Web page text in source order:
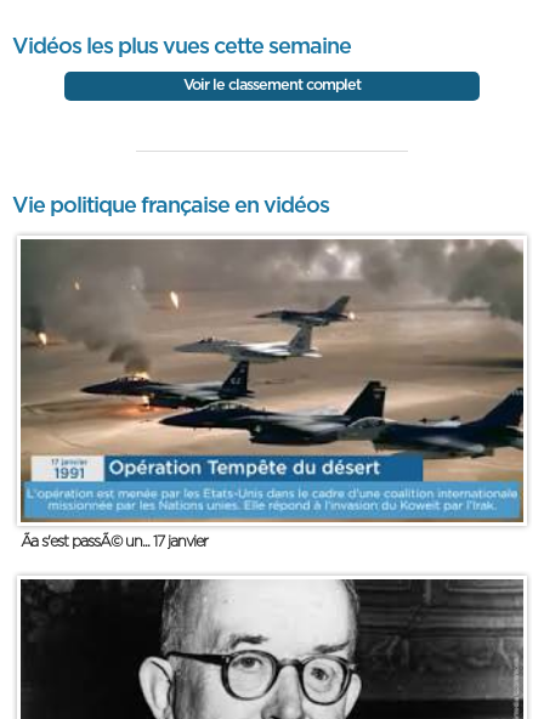
Vidéos les plus vues cette semaine
Voir le classement complet
Vie politique française en vidéos
Ãa s'est passÃ© un... 17 janvier